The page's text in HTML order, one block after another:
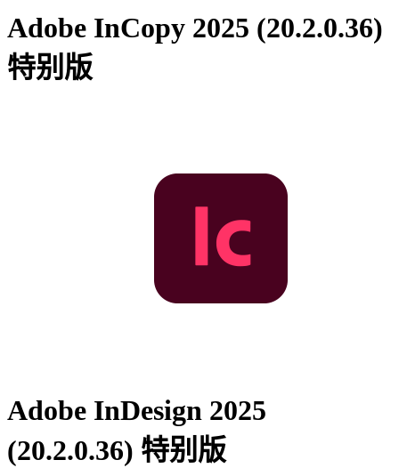
Adobe InCopy 2025 (20.2.0.36)
特别版
Adobe InDesign 2025
(20.2.0.36) 特别版